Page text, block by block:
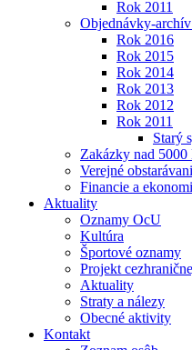
Rok 2011
Objednávky-
Rok 2016
Rok 2015
Rok 2014
Rok 2013
Rok 2012
Rok 2011
Starý
Zakázky nad 5000
Verejné
Financie a
Aktuality
Oznamy OcU
Kultúra
Športové oznamy
Projekt
Aktuality
Straty a nálezy
Obecné aktivity
Kontakt